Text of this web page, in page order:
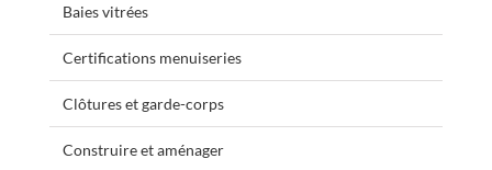
Baies vitrées
Certifications menuiseries
Clôtures et garde-corps
Construire et aménager